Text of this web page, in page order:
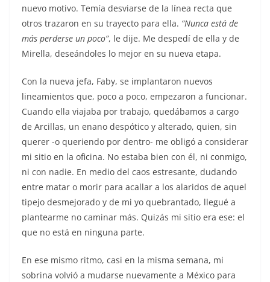
nuevo motivo. Temía desviarse de la línea recta que
otros trazaron en su trayecto para ella. “Nunca está de
más perderse un poco”, le dije. Me despedí de ella y de
Mirella, deseándoles lo mejor en su nueva etapa.
Con la nueva jefa, Faby, se implantaron nuevos
lineamientos que, poco a poco, empezaron a funcionar.
Cuando ella viajaba por trabajo, quedábamos a cargo
de Arcillas, un enano despótico y alterado, quien, sin
querer -o queriendo por dentro- me obligó a considerar
mi sitio en la oficina. No estaba bien con él, ni conmigo,
ni con nadie. En medio del caos estresante, dudando
entre matar o morir para acallar a los alaridos de aquel
tipejo desmejorado y de mi yo quebrantado, llegué a
plantearme no caminar más. Quizás mi sitio era ese: el
que no está en ninguna parte.
En ese mismo ritmo, casi en la misma semana, mi
sobrina volvió a mudarse nuevamente a México para